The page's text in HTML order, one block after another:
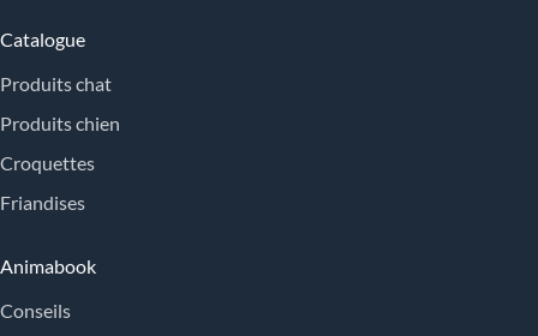
Catalogue
Produits chat
Produits chien
Croquettes
Friandises
Animabook
Conseils